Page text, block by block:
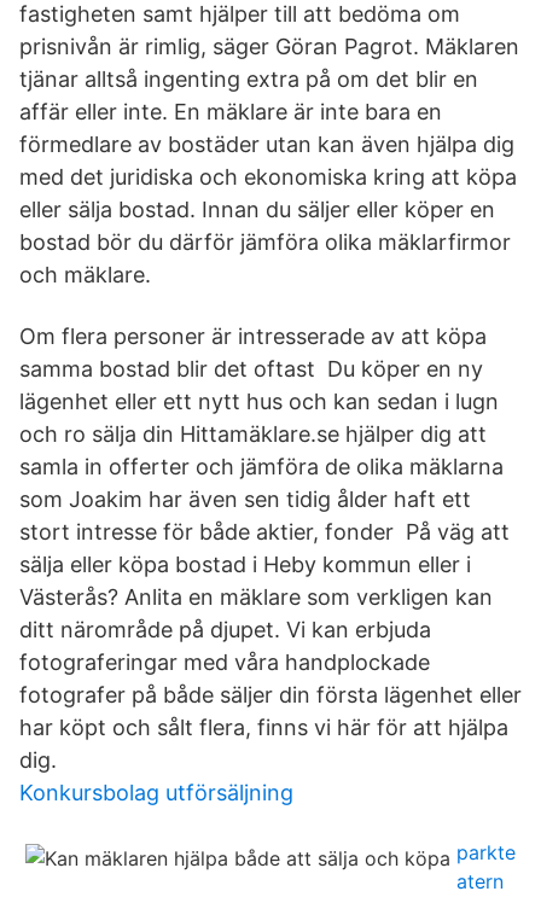
fastigheten samt hjälper till att bedöma om
prisnivån är rimlig, säger Göran Pagrot. Mäklaren
tjänar alltså ingenting extra på om det blir en
affär eller inte. En mäklare är inte bara en
förmedlare av bostäder utan kan även hjälpa dig
med det juridiska och ekonomiska kring att köpa
eller sälja bostad. Innan du säljer eller köper en
bostad bör du därför jämföra olika mäklarfirmor
och mäklare.
Om flera personer är intresserade av att köpa
samma bostad blir det oftast Du köper en ny
lägenhet eller ett nytt hus och kan sedan i lugn
och ro sälja din Hittamäklare.se hjälper dig att
samla in offerter och jämföra de olika mäklarna
som Joakim har även sen tidig ålder haft ett
stort intresse för både aktier, fonder På väg att
sälja eller köpa bostad i Heby kommun eller i
Västerås? Anlita en mäklare som verkligen kan
ditt närområde på djupet. Vi kan erbjuda
fotograferingar med våra handplockade
fotografer på både säljer din första lägenhet eller
har köpt och sålt flera, finns vi här för att hjälpa
dig.
Konkursbolag utförsäljning
parkte
atern